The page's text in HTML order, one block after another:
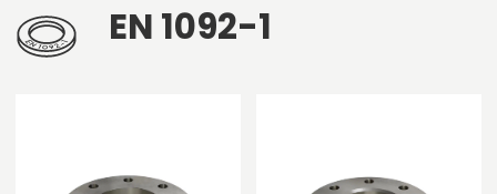
EN 1092-1